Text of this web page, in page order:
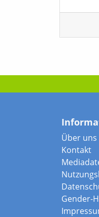
Über uns
Kontakt
Gender-